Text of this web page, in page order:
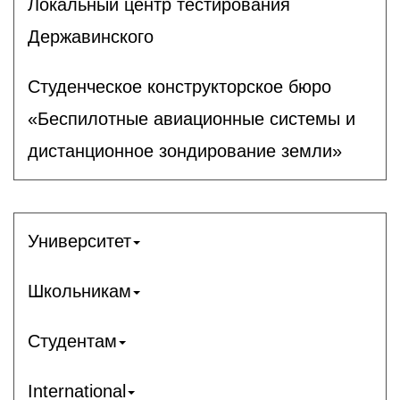
Локальный центр тестирования
Державинского
Студенческое конструкторское бюро
«Беспилотные авиационные системы и
дистанционное зондирование земли»
Университет
Школьникам
Студентам
International